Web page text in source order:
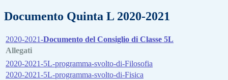
Documento Quinta L 2020-2021
2020-2021-Documento del Consiglio di Classe 5L
Allegati
2020-2021-5L-programma-svolto-di-Filosofia
2020-2021-5L-programma-svolto-di-Fisica